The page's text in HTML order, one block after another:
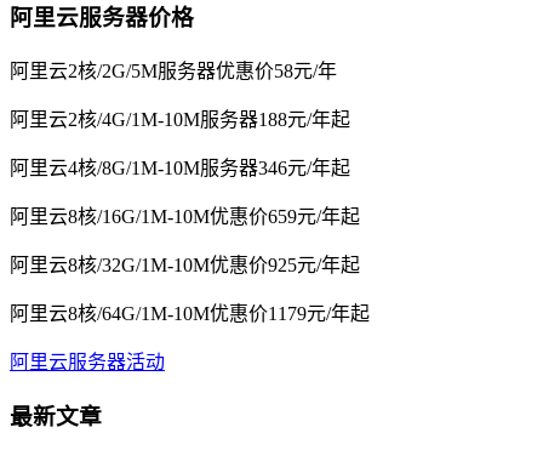
阿里云服务器价格
阿里云2核/2G/5M服务器优惠价58元/年
阿里云2核/4G/1M-10M服务器188元/年起
阿里云4核/8G/1M-10M服务器346元/年起
阿里云8核/16G/1M-10M优惠价659元/年起
阿里云8核/32G/1M-10M优惠价925元/年起
阿里云8核/64G/1M-10M优惠价1179元/年起
阿里云服务器活动
最新文章